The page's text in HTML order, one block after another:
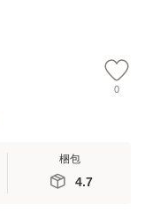
0
梱包
4.7